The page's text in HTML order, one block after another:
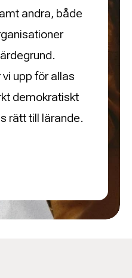
andra, både
upp för allas
demokratiskt
rätt till lärande.